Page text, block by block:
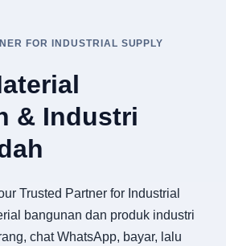
FOR INDUSTRIAL SUPPLY
& Industri
Trusted Partner for Industrial
bangunan dan produk industri
chat WhatsApp, bayar, lalu